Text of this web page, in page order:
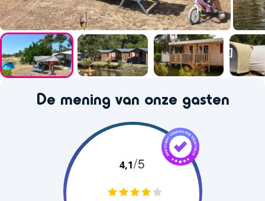
De mening van onze gasten
4,1/5